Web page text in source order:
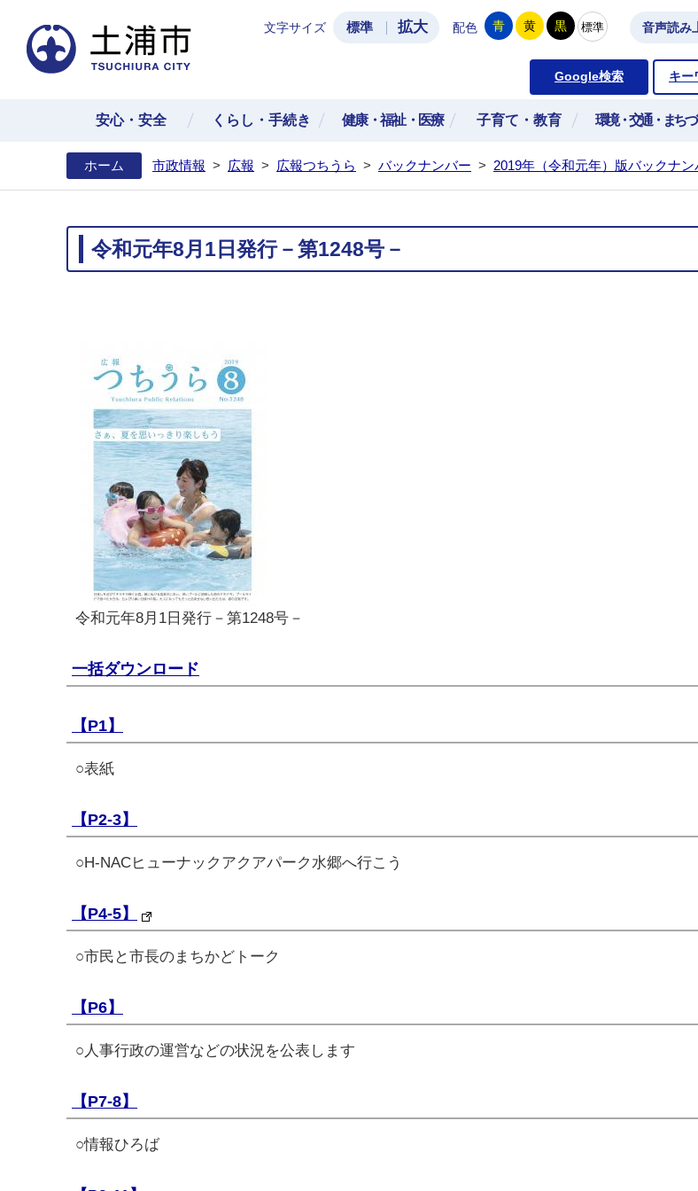
土浦市公式ホームページ
文字サイズ 標準 拡大 配色 青 黄 黒 標準 音声読み
Google検索 キー
安心・安全 くらし・手続き 健康・福祉・医療 子育て・教育 環境・交通・まち
ホーム 市政情報 > 広報 > 広報つちうら > バックナンバー > 2019年（令和元年）版バックナン
令和元年8月1日発行－第1248号－
令和元年8月1日発行－第1248号－
一括ダウンロード
【P1】
○表紙
【P2-3】
○H-NACヒューナックアクアパーク水郷へ行こう
【P4-5】
○市民と市長のまちかどトーク
【P6】
○人事行政の運営などの状況を公表します
【P7-8】
○情報ひろば